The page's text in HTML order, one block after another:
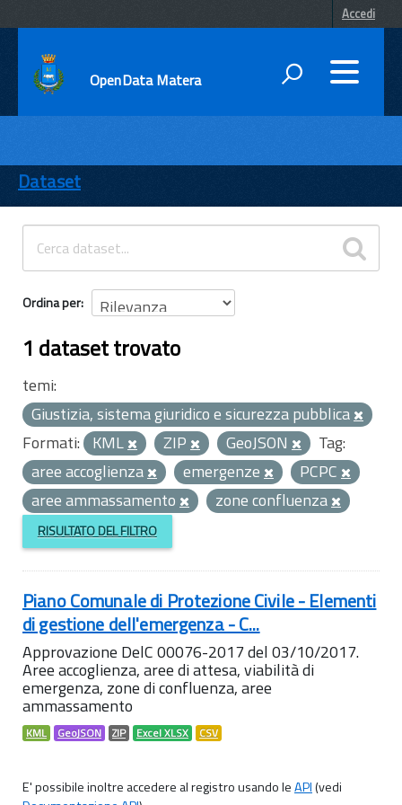
Accedi
OpenData Matera
ENTI
TEMI
INFORMAZIONI
Dataset
Ordina per
1 dataset trovato
temi:
Giustizia, sistema giuridico e sicurezza pubblica
Formati: KML ZIP GeoJSON
Tag:
aree accoglienza
emergenze
PCPC
aree ammassamento
zone confluenza
RISULTATO DEL FILTRO
Piano Comunale di Protezione Civile - Elementi
di gestione dell'emergenza - C...
Approvazione DelC 00076-2017 del 03/10/2017.
Aree accoglienza, aree di attesa, viabilità di
emergenza, zone di confluenza, aree
ammassamento
KML GeoJSON ZIP Excel XLSX CSV
E' possibile inoltre accedere al registro usando leAPI(vedi